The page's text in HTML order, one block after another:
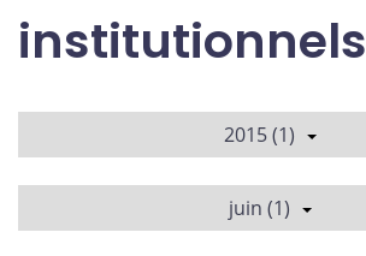
institutionnels
2015 (1)
juin (1)